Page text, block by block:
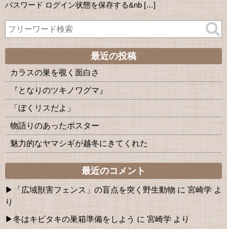
パスワード ログイン状態を保存する&nb […]
最近の投稿
カラスの巣を覗く面白さ
『となりのツキノワグマ』
「ぼくリスだよ」
物語りのあったポスター
魅力的なヤマシギが越冬にきてくれた
最近のコメント
「広域獣害フェンス」の盲点を突く野生動物 に 宮崎学 よ
り
冬はキビタキの巣箱準備をしよう に 宮崎学 より